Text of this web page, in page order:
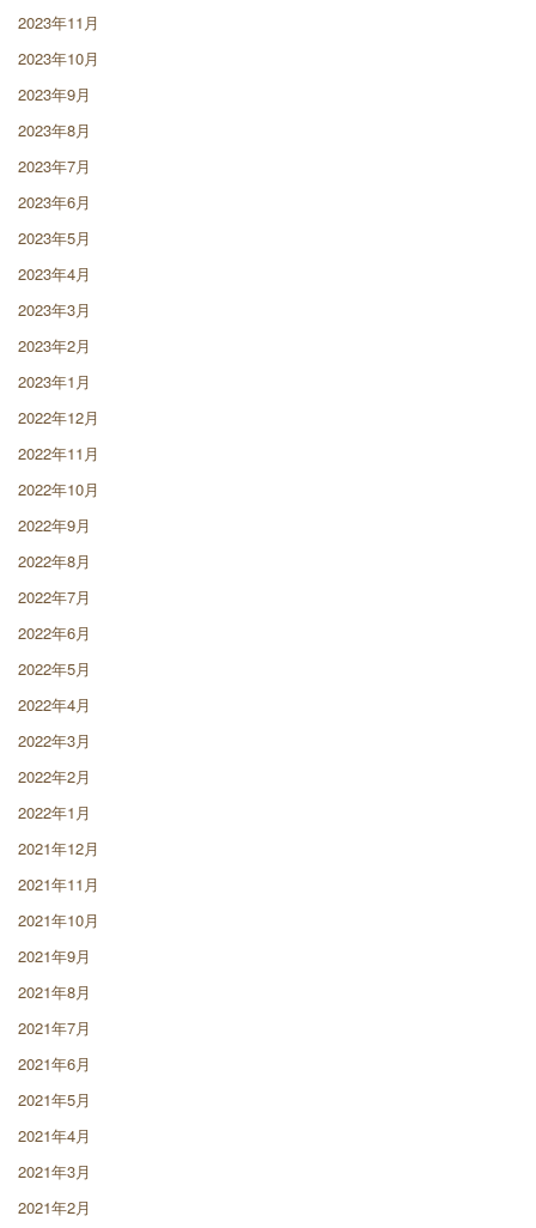
2023年11月
2023年10月
2023年9月
2023年8月
2023年7月
2023年6月
2023年5月
2023年4月
2023年3月
2023年2月
2023年1月
2022年12月
2022年11月
2022年10月
2022年9月
2022年8月
2022年7月
2022年6月
2022年5月
2022年4月
2022年3月
2022年2月
2022年1月
2021年12月
2021年11月
2021年10月
2021年9月
2021年8月
2021年7月
2021年6月
2021年5月
2021年4月
2021年3月
2021年2月